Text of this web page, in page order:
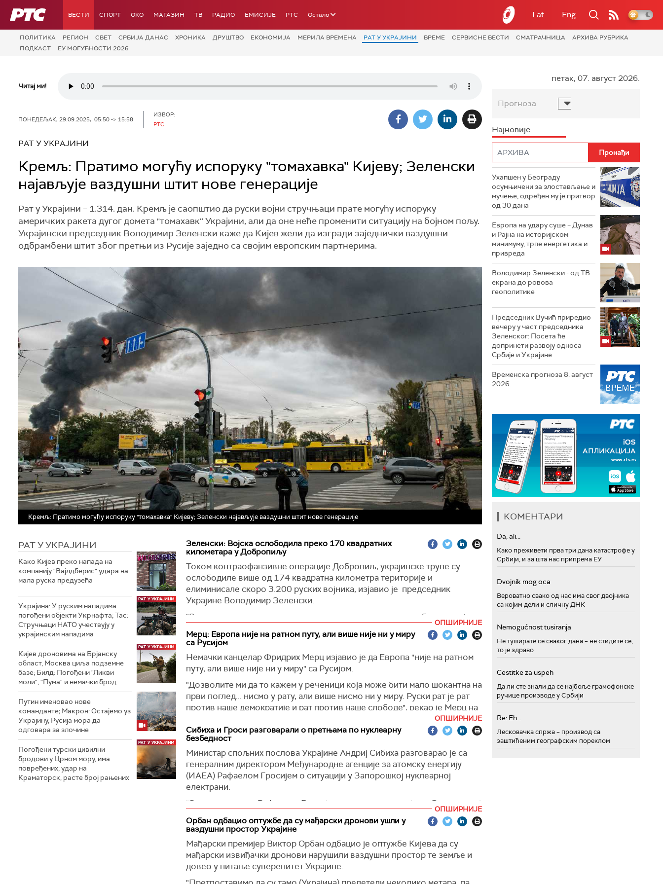
РТС ВЕСТИ СПОРТ OKO МАГАЗИН ТВ РАДИО ЕМИСИЈЕ РТС Остало Lat Eng
ПОЛИТИКА РЕГИОН СВЕТ СРБИЈА ДАНАС ХРОНИКА ДРУШТВО ЕКОНОМИЈА МЕРИЛА ВРЕМЕНА РАТ У УКРАЈИНИ ВРЕМЕ СЕРВИСНЕ ВЕСТИ СМАТРАЧНИЦА
АРХИВА РУБРИКА
ПОДКАСТ
ЕУ МОГУЋНОСТИ 2026
Читај ми!
ПОНЕДЕЉАК, 29.09.2025, 05:50 -> 15:58
ИЗВОР:
РТС
РАТ У УКРАЈИНИ
Кремљ: Пратимо могућу испоруку "томахавка" Кијеву; Зеленски
најављује ваздушни штит нове генерације
Рат у Украјини – 1.314. дан. Кремљ је саопштио да руски војни стручњаци прате могућу испоруку
америчких ракета дугог домета "томахавк“ Украјини, али да оне неће променити ситуацију на бојном пољу.
Украјински председник Володимир Зеленски каже да Кијев жели да изгради заједнички ваздушни
одбрамбени штит због претњи из Русије заједно са својим европским партнерима.
Кремљ: Пратимо могућу испоруку "томахавка" Кијеву; Зеленски најављује ваздушни штит нове генерације
РАТ У УКРАЈИНИ
Како Кијев преко напада на
компанију "Вајлдберис" удара на
мала руска предузећа
Украјина: У руским нападима
погођени објекти Укрнафта; Тас:
Стручњаци НАТО учествују у
украјинским нападима
Кијев дроновима на Брјанску
област, Москва циља подземне
базе; Билд: Погођени "Ликви
моли", "Пума" и немачки брод
Путин именовао нове
команданте; Макрон: Остајемо уз
Украјину, Русија мора да
одговара за злочине
Погођени турски цивилни
бродови у Црном мору, има
повређених; удар на
Краматорск, расте број рањених
Зеленски: Војска ослободила преко 170 квадратних
километара у Добропиљу
Током контраофанзивне операције Добропиљ, украјинске трупе су
ослободиле више од 174 квадратна километра територије и
елиминисале скоро 3.200 руских војника, изјавио је председник
Украјине Володимир Зеленски.
"Од почетка данашњег дана, наше снаге су успеле да ослободе, а то је
од почетка операције, више од 174 квадратна километра, и више од 194
километра је очишћено од руских диверзаната. Руски губици само у овој
операцији су скоро 3.200, а већина су неповратни губици", рекао је
Зеленски у вечерњем обраћању, преноси Укринформ.
о пограничном региону Харковске области, о подручјима на споју
Доњецке и Дњепровске области, где, како је навео није лако, али
украјински војници чине све што могу да одбране своје положаје.
(Укринформ)
ОПШИРНИЈЕ
Мерц: Европа није на ратном путу, али више није ни у миру
са Русијом
Немачки канцелар Фридрих Мерц изјавио је да Европа "није на ратном
путу, али више није ни у миру" са Русијом.
"Дозволите ми да то кажем у реченици која може бити мало шокантна на
први поглед... нисмо у рату, али више нисмо ни у миру. Руски рат је рат
против наше демократије и рат против наше слободе", рекао је Мерц на
медијском догађају у Дизелдорфу, преноси Ројтерс.
Он је додао да је намера Москве да поткопа јединство у Европској
замрзнуте руске имовине за финансирање ратних напора Украјине,
рекавши да би тај потез могао да обезбеди војну подршку Украјини
током три до пет година.
за Русију да настави против Украјине.
(Танјуг)
ОПШИРНИЈЕ
Сибиха и Гроси разговарали о претњама по нуклеарну
безбедност
Министар спољних послова Украјине Андриј Сибиха разговарао је са
генералним директором Међународне агенције за атомску енергију
(ИАЕА) Рафаелом Гросијем о ситуацији у Запорошкој нуклеарној
електрани.
"Састао сам се са Рафаелом Гросијем у вези са ситуацијом у Запорошкој
нуклеарној електрани и терористичким акцијама Русије. Генерални
директор је пружио најновије информације о тренутним критичним
претњама по нуклеарну безбедност у електрани", написао је Сибиха на
друштвеној мрежиИкс.
Сибиха је нагласио да је Русија украла украјинску нуклеарну електрану и
ОПШИРНИЈЕ
Орбан одбацио оптужбе да су мађарски дронови ушли у
ваздушни простор Украјине
Мађарски премијер Виктор Орбан одбацио је оптужбе Кијева да су
мађарски извиђачки дронови нарушили ваздушни простор те земље и
довео у питање суверенитет Украјине.
петак, 07. август 2026.
Прогноза
Најновије
Ухапшен у Београду
осумњичени за злостављање и
мучење, одређен му је притвор
од 30 дана
Европа на удару суше – Дунав
и Рајна на историјском
минимуму, трпе енергетика и
привреда
Володимир Зеленски - од ТВ
екрана до ровова
геополитике
Председник Вучић приредио
вечеру у част председника
Зеленског: Посета ће
допринети развоју односа
Србије и Украјине
Временска прогноза 8. август
2026.
КОМЕНТАРИ
Da, ali...
Како преживети прва три дана катастрофе у
Србији, и за шта нас припрема ЕУ
Dvojnik mog oca
Вероватно свако од нас има свог двојника
са којим дели и сличну ДНК
Nemogućnost tusiranja
Не туширате се сваког дана – не стидите се,
то је здраво
Cestitke za uspeh
Да ли сте знали да се најбоље грамофонске
ручице производе у Србији
Re: Eh...
Лесковачка спржа – производ са
заштићеним географским пореклом